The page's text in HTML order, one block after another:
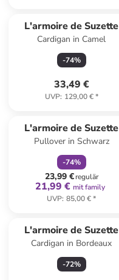
L'armoire de Suzette
Cardigan in Camel
-74%
33,49 €
UVP: 129,00 €*
L'armoire de Suzette
Pullover in Schwarz
-74%
23,99 €regulär
21,99 € mit family
UVP: 85,00 €*
L'armoire de Suzette
Cardigan in Bordeaux
-72%